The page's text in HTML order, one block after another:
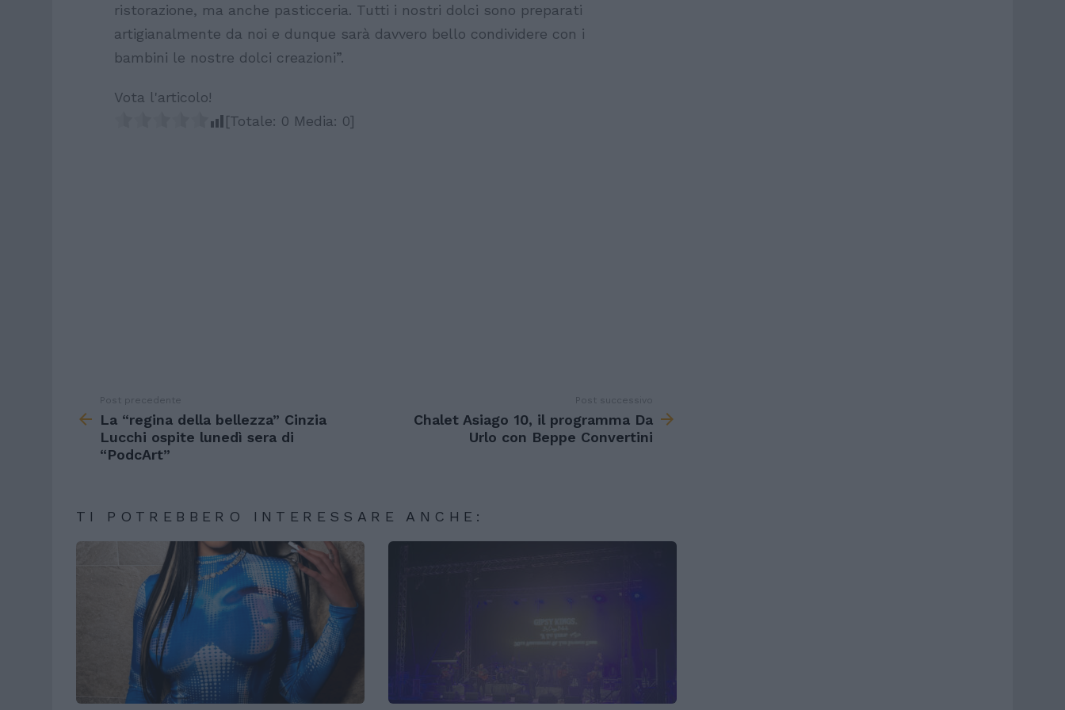
ristorazione, ma anche pasticceria. Tutti i nostri dolci sono preparati
artigianalmente da noi e dunque sarà davvero bello condividere con i
bambini le nostre dolci creazioni”.
Vota l'articolo!
[Totale: 0 Media: 0]
more
Post precedente
La “regina della bellezza” Cinzia
Lucchi ospite lunedì sera di
“PodcArt”
Post successivo
Chalet Asiago 10, il programma Da
Urlo con Beppe Convertini
TI POTREBBERO INTERESSARE ANCHE: